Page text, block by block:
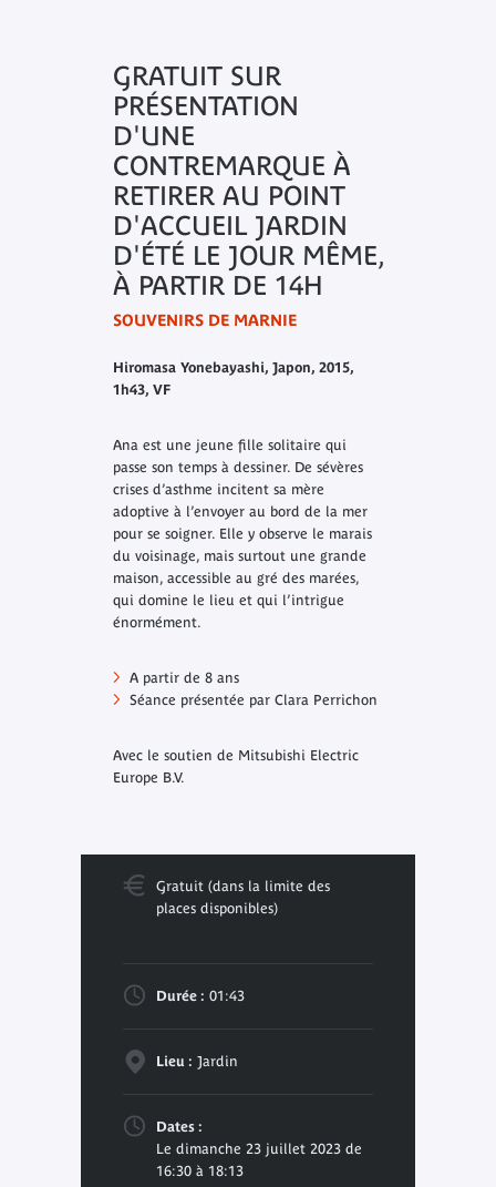
GRATUIT SUR
PRÉSENTATION
D'UNE
CONTREMARQUE À
RETIRER AU POINT
D'ACCUEIL JARDIN
D'ÉTÉ LE JOUR MÊME,
À PARTIR DE 14H
SOUVENIRS DE MARNIE
Hiromasa Yonebayashi, Japon, 2015,
1h43, VF
Ana est une jeune fille solitaire qui
passe son temps à dessiner. De sévères
crises d’asthme incitent sa mère
adoptive à l’envoyer au bord de la mer
pour se soigner. Elle y observe le marais
du voisinage, mais surtout une grande
maison, accessible au gré des marées,
qui domine le lieu et qui l’intrigue
énormément.
A partir de 8 ans
Séance présentée par Clara Perrichon
Avec le soutien de Mitsubishi Electric
Europe B.V.
Gratuit (dans la limite des
places disponibles)
Durée : 01:43
Lieu : Jardin
Dates :
Le dimanche 23 juillet 2023 de
16:30 à 18:13